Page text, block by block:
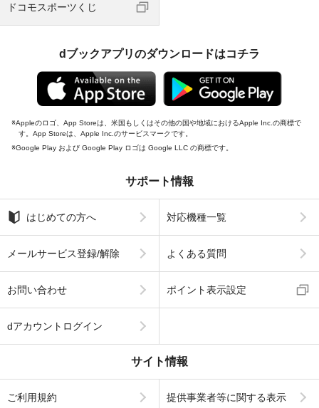
ドコモスポーツくじ
dブックアプリのダウンロードはコチラ
Appleのロゴ、App Storeは、米国もしくはその他の国や地域におけるApple Inc.の商標で
す。App Storeは、Apple Inc.のサービスマークです。
Google Play および Google Play ロゴは Google LLC の商標です。
サポート情報
はじめての方へ 対応機種一覧
メールサービス登録/解除 よくある質問
お問い合わせ ポイント表示設定
dアカウントログイン
サイト情報
ご利用規約 提供事業者等に関する表示